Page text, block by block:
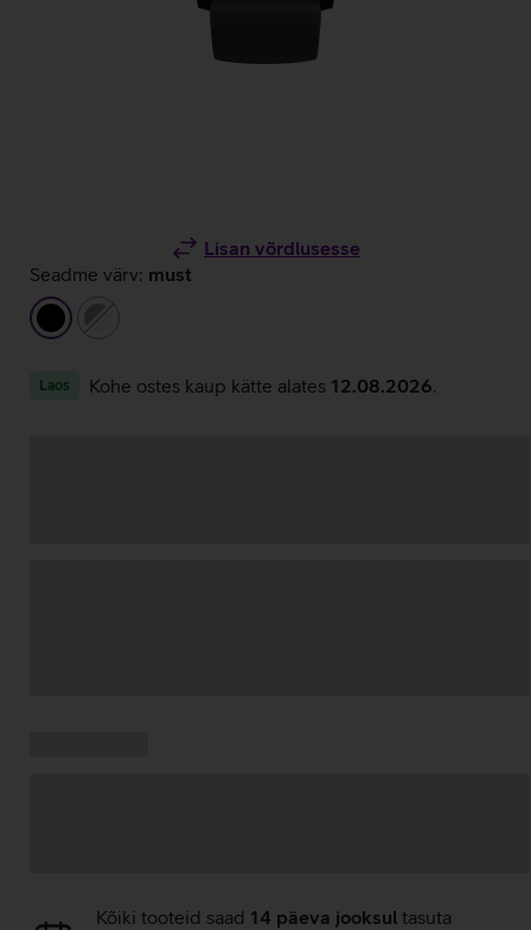
Lisan võrdlusesse
Seadme värv: must
must
hall/valge
Laos Kohe ostes kaup kätte alates 12.08.2026
AndmeteKõiki tooteid saad 14 päeva jooksul tasuta